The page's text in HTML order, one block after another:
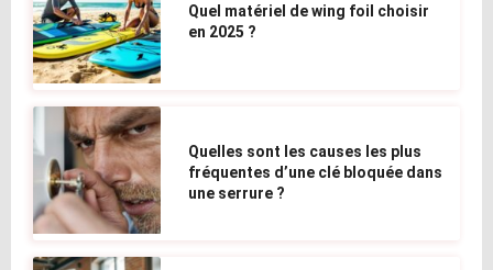
Quel matériel de wing foil choisir
en 2025 ?
Quelles sont les causes les plus
fréquentes d’une clé bloquée dans
une serrure ?